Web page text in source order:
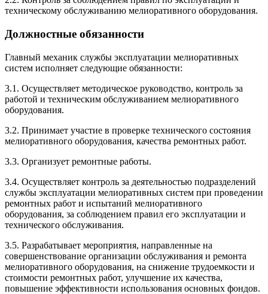
техническому обслуживанию мелиоративного оборудования.
Должностные обязанности
Главный механик службы эксплуатации мелиоративных
систем исполняет следующие обязанности:
3.1. Осуществляет методическое руководство, контроль за
работой и техническим обслуживанием мелиоративного
оборудования.
3.2. Принимает участие в проверке технического состояния
мелиоративного оборудования, качества ремонтных работ.
3.3. Организует ремонтные работы.
3.4. Осуществляет контроль за деятельностью подразделений
службы эксплуатации мелиоративных систем при проведении
ремонтных работ и испытаний мелиоративного
оборудования, за соблюдением правил его эксплуатации и
технического обслуживания.
3.5. Разрабатывает мероприятия, направленные на
совершенствование организации обслуживания и ремонта
мелиоративного оборудования, на снижение трудоемкости и
стоимости ремонтных работ, улучшение их качества,
повышение эффективности использования основных фондов.